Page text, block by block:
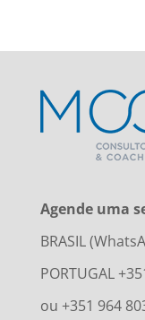
Agende uma
BRASIL
PORTUGAL
ou +351 964